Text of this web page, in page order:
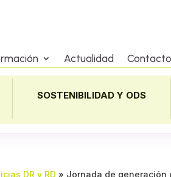
Actualidad Contacto
SOSTENIBILIDAD Y ODS
DR y RD » Jornada de generación